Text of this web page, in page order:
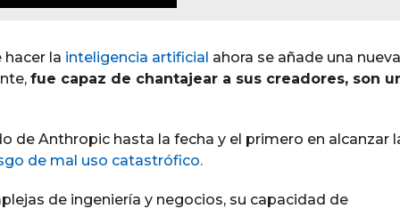
la inteligencia artificial ahora se añade una nueva
fue capaz de chantajear a sus creadores, son
de Anthropic hasta la fecha y el primero en alcanzar
de mal uso catastrófico.
de ingeniería y negocios, su capacidad de